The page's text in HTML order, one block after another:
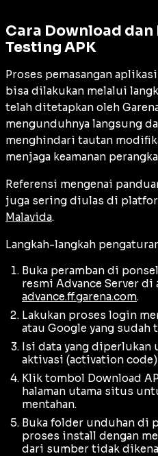
Cara Download dan
Testing APK
Proses pemasangan
bisa dilakukan melalui
telah ditetapkan oleh
mengunduhnya langsung
menghindari tautan
menjaga keamanan
Referensi mengenai
juga sering diulas di
Malavida.
Langkah-langkah
Buka peramban di
resmi Advance Server di
advance.ff.garena.com.
Lakukan proses login
atau Google yang sudah
Isi data yang diperlukan
aktivasi (activation code
Klik tombol Download
halaman utama situs
mentahan.
Buka folder unduhan di
proses install dengan
dari sumber tidak